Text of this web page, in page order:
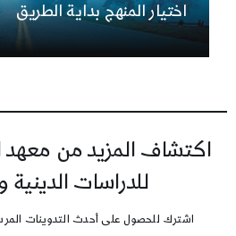
اختيار المنهج بداية الطريق
اكتشاف المزيد من معهد
للدراسات الدينية
اشترك للحصول على أحدث التدوينات